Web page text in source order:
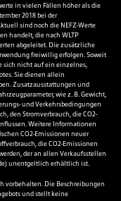
in vielen Fällen höher als die
2018 bei der
sind noch die NEFZ-Werte
handelt, die nach WLTP
abgeleitet. Die zusätzliche
freiwillig erfolgen. Soweit
sich nicht auf ein einzelnes,
Sie dienen allein
Zusatzausstattungen und
wie z. B. Gewicht,
und Verkehrsbedingungen
den Stromverbrauch, die CO2-
Weitere Informationen
CO2-Emissionen neuer
die CO2-Emissionen
der an allen Verkaufsstellen
) unentgeltlich erhältlich ist.
vorbehalten. Die Beschreibungen
und stellt keine